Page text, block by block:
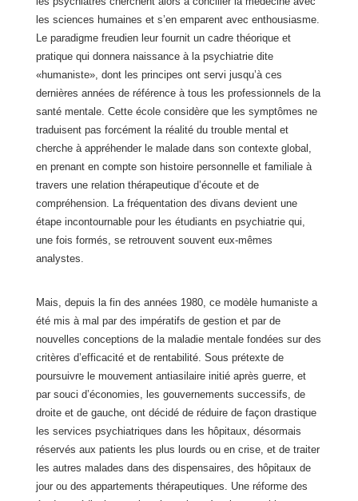
les sciences humaines et s’en emparent avec enthousiasme.
Le paradigme freudien leur fournit un cadre théorique et
pratique qui donnera naissance à la psychiatrie dite
«humaniste», dont les principes ont servi jusqu’à ces
dernières années de référence à tous les professionnels de la
santé mentale. Cette école considère que les symptômes ne
traduisent pas forcément la réalité du trouble mental et
cherche à appréhender le malade dans son contexte global,
en prenant en compte son histoire personnelle et familiale à
travers une relation thérapeutique d’écoute et de
compréhension. La fréquentation des divans devient une
étape incontournable pour les étudiants en psychiatrie qui,
une fois formés, se retrouvent souvent eux-mêmes
analystes.
Mais, depuis la fin des années 1980, ce modèle humaniste a
été mis à mal par des impératifs de gestion et par de
nouvelles conceptions de la maladie mentale fondées sur des
critères d’efficacité et de rentabilité. Sous prétexte de
poursuivre le mouvement antiasilaire initié après guerre, et
par souci d’économies, les gouvernements successifs, de
droite et de gauche, ont décidé de réduire de façon drastique
les services psychiatriques dans les hôpitaux, désormais
réservés aux patients les plus lourds ou en crise, et de traiter
les autres malades dans des dispensaires, des hôpitaux de
jour ou des appartements thérapeutiques. Une réforme des